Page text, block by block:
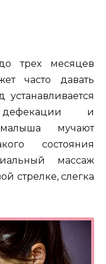
трех месяцев
часто давать
и
малыша мучают
состояния
массаж
стрелке, слегка